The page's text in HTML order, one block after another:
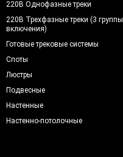
220В Однофазные треки
220В Трехфазные треки (3 группы
включения)
Готовые трековые системы
Споты
Люстры
Подвесные
Настенные
Настенно-потолочные